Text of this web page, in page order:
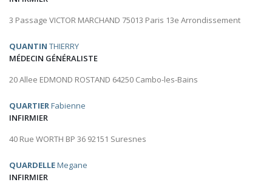
3 Passage VICTOR MARCHAND 75013 Paris 13e Arrondissement
QUANTIN THIERRY
MÉDECIN GÉNÉRALISTE
20 Allee EDMOND ROSTAND 64250 Cambo-les-Bains
QUARTIERFabienne
INFIRMIER
40 Rue WORTH BP 36 92151 Suresnes
QUARDELLEMegane
INFIRMIER